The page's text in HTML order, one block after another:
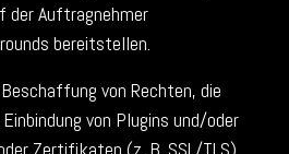
der Auftragnehmer
bereitstellen.
von Rechten, die
von Plugins und/oder